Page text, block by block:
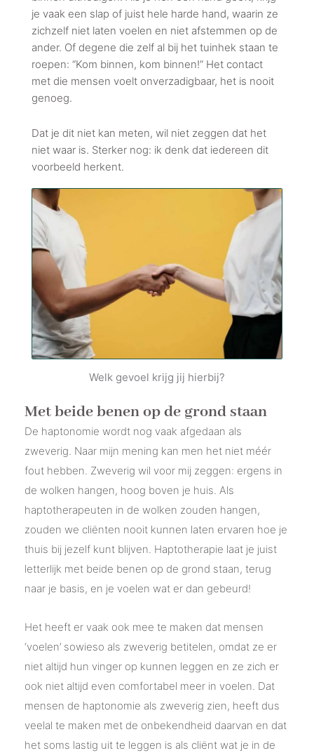
je vaak een slap of juist hele harde hand, waarin ze
zichzelf niet laten voelen en niet afstemmen op de
ander. Of degene die zelf al bij het tuinhek staan te
roepen: “Kom binnen, kom binnen!” Het contact
met die mensen voelt onverzadigbaar, het is nooit
genoeg.
Dat je dit niet kan meten, wil niet zeggen dat het
niet waar is. Sterker nog: ik denk dat iedereen dit
voorbeeld herkent.
Welk gevoel krijg jij hierbij?
Met beide benen op de grond staan
De haptonomie wordt nog vaak afgedaan als
zweverig. Naar mijn mening kan men het niet méér
fout hebben. Zweverig wil voor mij zeggen: ergens in
de wolken hangen, hoog boven je huis. Als
haptotherapeuten in de wolken zouden hangen,
zouden we cliënten nooit kunnen laten ervaren hoe je
thuis bij jezelf kunt blijven. Haptotherapie laat je juist
letterlijk met beide benen op de grond staan, terug
naar je basis, en je voelen wat er dan gebeurd!
Het heeft er vaak ook mee te maken dat mensen
‘voelen’ sowieso als zweverig betitelen, omdat ze er
niet altijd hun vinger op kunnen leggen en ze zich er
ook niet altijd even comfortabel meer in voelen. Dat
mensen de haptonomie als zweverig zien, heeft dus
veelal te maken met de onbekendheid daarvan en dat
het soms lastig uit te leggen is als cliënt wat je in de